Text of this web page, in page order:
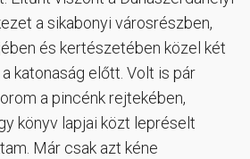
a sikabonyi városrészben,
és kertészetében közel két
katonaság előtt. Volt is pár
a pincénk rejtekében,
könyv lapjai közt lepréselt
Már csak azt kéne